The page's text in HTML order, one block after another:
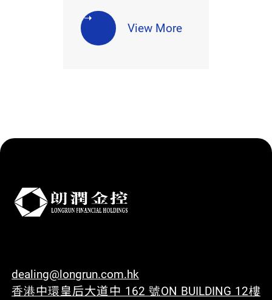
View More
dealing@longrun.com.hk
香港中環皇后大道中 162 號ON BUILDING 12樓